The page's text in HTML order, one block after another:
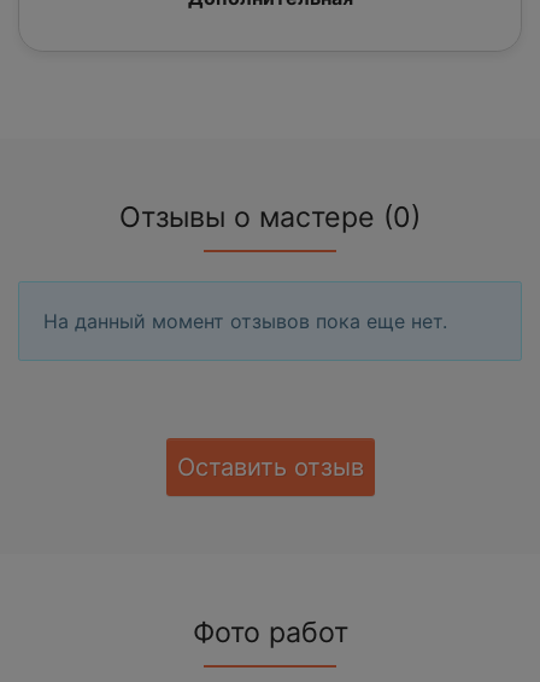
Отзывы о мастере (0)
На данный момент отзывов пока еще нет.
Оставить отзыв
Фото работ